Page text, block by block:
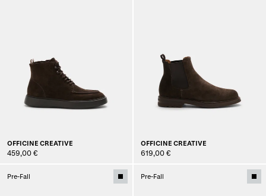
OFFICINE CREATIVE
459,00 €
OFFICINE CREATIVE
619,00 €
Pre-Fall Pre-Fall